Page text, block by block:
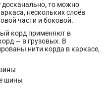
досканально,то можно
нескольких слоёв
части и боковой.
корд применяют в
— в грузовых. В
нити корда в каркасе,
шины